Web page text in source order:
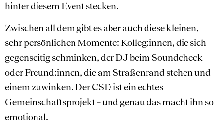
hinter diesem Event stecken.
Zwischen all dem gibt es aber auch diese kleinen,
sehr persönlichen Momente: Kolleg:innen, die sich
gegenseitig schminken, der DJ beim Soundcheck
oder Freund:innen, die am Straßenrand stehen und
einem zuwinken. Der CSD ist ein echtes
Gemeinschaftsprojekt – und genau das macht ihn so
emotional.